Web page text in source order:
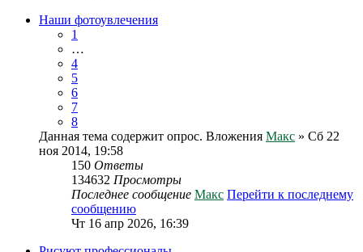
Наши фотоувлечения
1
…
4
5
6
7
8
Данная тема содержит опрос. Вложения Макс » Сб 22
ноя 2014, 19:58
150 Ответы
134632 Просмотры
Последнее сообщение Макс Перейти к последнему
сообщению
Чт 16 апр 2026, 16:39